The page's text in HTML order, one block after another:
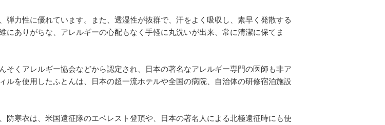
弾力性に優れています。また、透湿性が抜群で、汗をよく吸収し、素早く発散する
ありがちな、アレルギーの心配もなく手軽に丸洗いが出来、常に清潔に保てま
そくアレルギー協会などから認定され、日本の著名なアレルギー専門の医師も非ア
ルを使用したふとんは、日本の超一流ホテルや全国の病院、自治体の研修宿泊施設
防寒衣は、米国遠征隊のエベレスト登頂や、日本の著名人による北極遠征時にも使